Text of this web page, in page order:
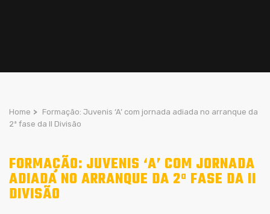
Home > Formação: Juvenis ‘A’ com jornada adiada no arranque da
2ª fase da II Divisão
FORMAÇÃO: JUVENIS ‘A’ COM JORNADA
ADIADA NO ARRANQUE DA 2ª FASE DA II
DIVISÃO